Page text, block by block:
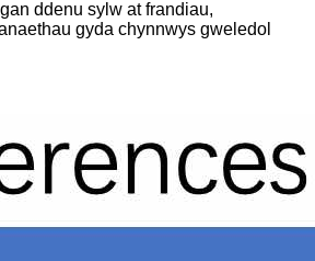
ddenu sylw at frandiau,
gyda chynnwys gweledol